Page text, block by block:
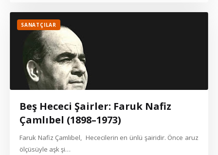
SANATÇILAR
Beş Hececi Şairler: Faruk Nafiz
Çamlıbel (1898–1973)
Faruk Nafiz Çamlıbel, Hececilerin en ünlü şairidir. Önce aruz
ölçüsüyle aşk şi…